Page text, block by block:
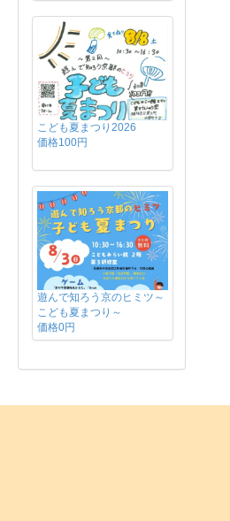
こども夏まつり2026
価格100円
遊んで知ろう京のヒミツ～
こども夏まつり～
価格0円